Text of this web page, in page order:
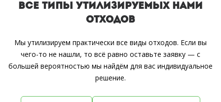
ВСЕ ТИПЫ УТИЛИЗИРУЕМЫХ НАМИ
ОТХОДОВ
Мы утилизируем практически все виды отходов. Если вы
чего-то не нашли, то всё равно оставьте заявку — с
большей вероятностью мы найдём для вас индивидуальное
решение.